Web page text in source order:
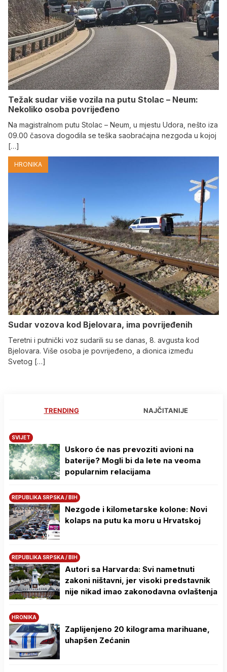
Težak sudar više vozila na putu Stolac – Neum:
Nekoliko osoba povrijeđeno
Na magistralnom putu Stolac – Neum, u mjestu Udora, nešto iza
09.00 časova dogodila se teška saobraćajna nezgoda u kojoj
[…]
HRONIKA
Sudar vozova kod Bjelovara, ima povrijeđenih
Teretni i putnički voz sudarili su se danas, 8. avgusta kod
Bjelovara. Više osoba je povrijeđeno, a dionica između
Svetog […]
TRENDING NAJČITANIJE
SVIJET
Uskoro će nas prevoziti avioni na
baterije? Mogli bi da lete na veoma
popularnim relacijama
REPUBLIKA SRPSKA / BIH
Nezgode i kilometarske kolone: Novi
kolaps na putu ka moru u Hrvatskoj
REPUBLIKA SRPSKA / BIH
Autori sa Harvarda: Svi nametnuti
zakoni ništavni, jer visoki predstavnik
nije nikad imao zakonodavna ovlaštenja
HRONIKA
Zaplijenjeno 20 kilograma marihuane,
uhapšen Zećanin